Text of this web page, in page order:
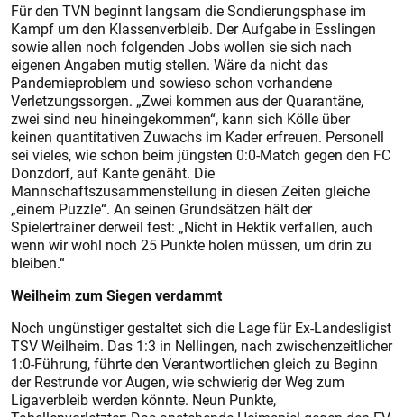
Für den TVN beginnt langsam die Sondierungsphase im
Kampf um den Klassenverbleib. Der Aufgabe in Esslingen
sowie allen noch folgenden Jobs wollen sie sich nach
eigenen Angaben mutig stellen. Wäre da nicht das
Pandemieproblem und sowieso schon vorhandene
Verletzungssorgen. „Zwei kommen aus der Quarantäne,
zwei sind neu hineingekommen“, kann sich Kölle über
keinen quantitativen Zuwachs im Kader erfreuen. Personell
sei vieles, wie schon beim jüngsten 0:0-Match gegen den FC
Donzdorf, auf Kante genäht. Die
Mannschaftszusammenstellung in diesen Zeiten gleiche
„einem Puzzle“. An seinen Grundsätzen hält der
Spielertrainer derweil fest: „Nicht in Hektik verfallen, auch
wenn wir wohl noch 25 Punkte holen müssen, um drin zu
bleiben.“
Weilheim zum Siegen verdammt
Noch ungünstiger gestaltet sich die Lage für Ex-Landesligist
TSV Weilheim. Das 1:3 in Nellingen, nach zwischenzeitlicher
1:0-Führung, führte den Verantwortlichen gleich zu Beginn
der Restrunde vor Augen, wie schwierig der Weg zum
Ligaverbleib werden könnte. Neun Punkte,